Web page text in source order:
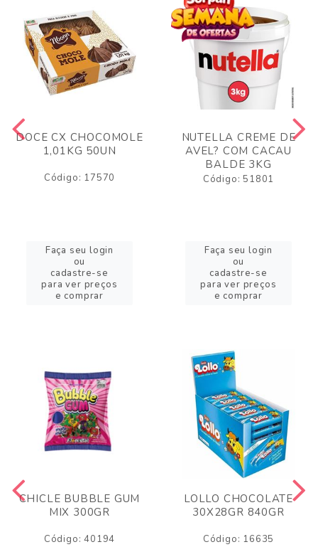
DOCE CX CHOCOMOLE
1,01KG 50UN
Código: 17570
Faça seu login
ou
cadastre-se
para ver preços
e comprar
NUTELLA CREME DE
AVEL? COM CACAU
BALDE 3KG
Código: 51801
Faça seu login
ou
cadastre-se
para ver preços
e comprar
CHICLE BUBBLE GUM
MIX 300GR
Código: 40194
LOLLO CHOCOLATE
30X28GR 840GR
Código: 16635